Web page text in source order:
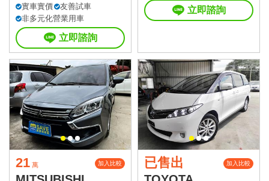
實車實價
友善試車
非多元化營業用車
立即諮詢
立即諮詢
21 萬 加入比較 已售出 加入比較